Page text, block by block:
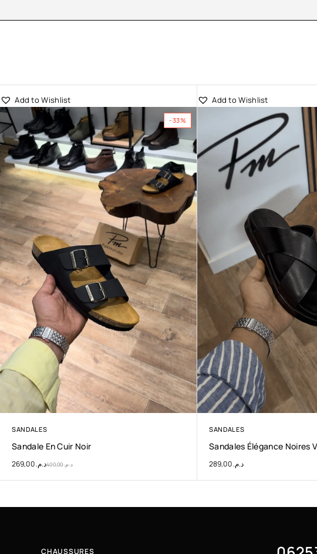
-33%
SANDALES
Sandale En Cuir Noir
د.م.400,00 د.م.269,00
Add to Wishlist
SANDALES
Sandales Élégance Noires
د.م.289,00
Add to Wishlist
CHAUSSURES